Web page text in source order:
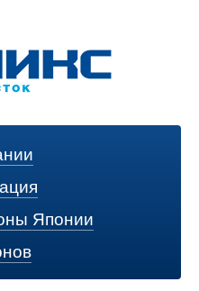
Японии